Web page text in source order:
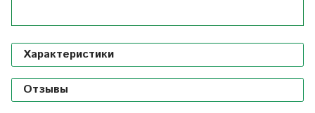
Характеристики
Отзывы